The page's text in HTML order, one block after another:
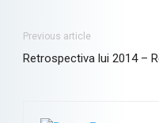
Previous article
Retrospectiva lui 2014 –